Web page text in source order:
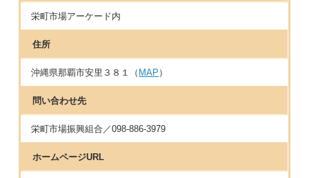
栄町市場アーケード内
住所
沖縄県那覇市安里３８１（ MAP ）
問い合わせ先
栄町市場振興組合／098-886-3979
ホームページURL